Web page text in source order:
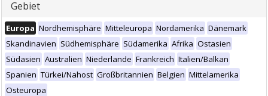
Gebiet
Europa Nordhemisphäre Mitteleuropa Nordamerika Dänemark
Skandinavien Südhemisphäre Südamerika Afrika Ostasien
Südasien Australien Niederlande Frankreich Italien/Balkan
Spanien Türkei/Nahost Großbritannien Belgien Mittelamerika
Osteuropa